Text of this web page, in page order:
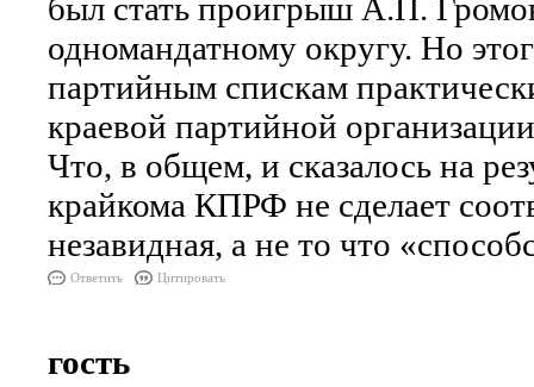
был стать проигрыш А.П.
одномандатному округу. Но
партийным спискам
краевой партийной
Что, в общем, и сказалось на
крайкома КПРФ не сделает
незавидная, а не то что
Ответить Цитировать
гость